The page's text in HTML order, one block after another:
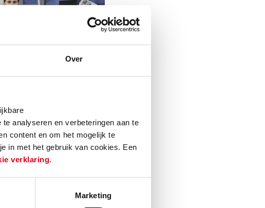
Over
analyseren en verbeteringen aan te
content en om het mogelijk te
in met het gebruik van cookies. Een
verklaring.
Marketing